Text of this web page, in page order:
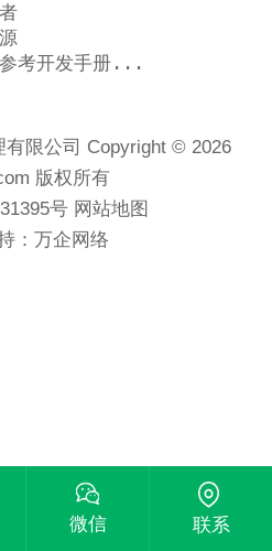
参考开发手册...
限公司 Copyright © 2026
版权所有
号 网站地图
：万企网络
微信 联系